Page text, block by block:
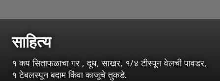
साहित्य
१ कप सिताफळाचा गर , दूध, साखर, १/४ टीस्पून वेलची पावडर,
१ टेबलस्पून बदाम किंवा काजूचे तुकडे.